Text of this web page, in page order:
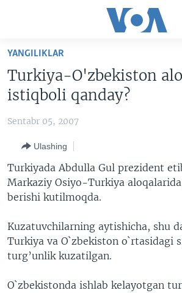
Boshiga
qayting
Qidiruvga
o'ting
AMERIKA
VATANDOSHLAR
MULTIMEDIA
AMERIKA MANZARALARI
VASHINGTON CHOYXONASI
MOBIL-SALOM!
VIDEO
IJTIMOIY TARMOQLAR
YOUTUBE
INSTAGRAM
ODNOKLASSNIKI
EDITORIAL
YANGILIKLAR
Turkiya-O'zbekiston
istiqboli qanday?
Sentabr 05, 2007
Ulashing
Turkiyada Abdulla Gul prezident
Markaziy Osiyo-Turkiya
berishi kutilmoqda.
Kuzatuvchilarning aytishicha, shu
Turkiya va O`zbekiston o`rtasidagi
turg’unlik kuzatilgan.
O`zbekistonda ishlab kelayotgan